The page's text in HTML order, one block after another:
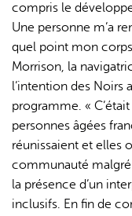
compris le
Une personne m’a
quel point mon corps
Morrison, la
l’intention des Noirs
programme. «
personnes âgées
réunissaient et elles
communauté malgré
la présence d’un
inclusifs. En fin de